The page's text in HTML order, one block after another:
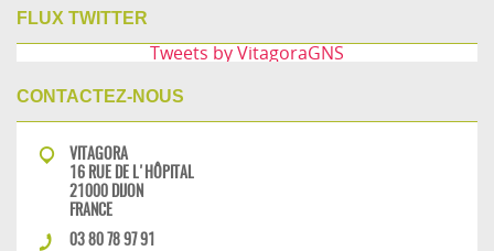
FLUX TWITTER
Tweets by VitagoraGNS
CONTACTEZ-NOUS
VITAGORA
16 RUE DE L'HÔPITAL
21000 DIJON
FRANCE
03 80 78 97 91